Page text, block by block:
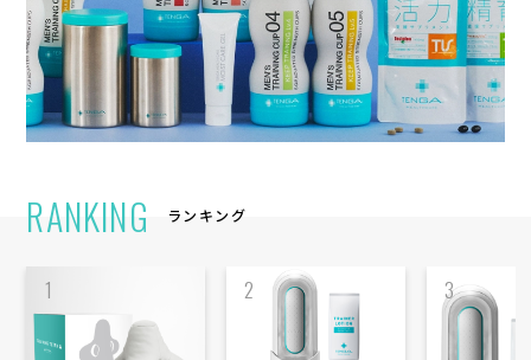
RANKING ランキング
1 2 3